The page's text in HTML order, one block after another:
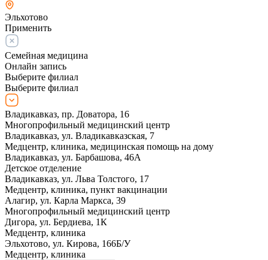
Эльхотово
Применить
Семейная медицина
Онлайн запись
Выберите филиал
Выберите филиал
Владикавказ, пр. Доватора, 16
Многопрофильный медицинский центр
Владикавказ, ул. Владикавказская, 7
Медцентр, клиника, медицинская помощь на дому
Владикавказ, ул. Барбашова, 46А
Детское отделение
Владикавказ, ул. Льва Толстого, 17
Медцентр, клиника, пункт вакцинации
Алагир, ул. Карла Маркса, 39
Многопрофильный медицинский центр
Дигора, ул. Бердиева, 1К
Медцентр, клиника
Эльхотово, ул. Кирова, 166Б/У
Медцентр, клиника